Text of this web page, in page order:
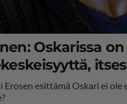
Oskarissa
Erosen esittämä Oskari ei